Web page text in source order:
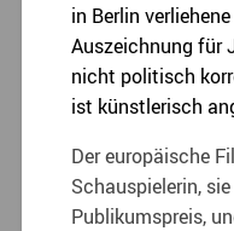
in Berlin verliehene
Auszeichnung für
nicht politisch
ist künstlerisch
Der europäische
Schauspielerin,
Publikumspreis,